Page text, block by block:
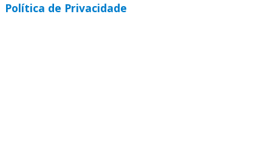
Política de Privacidade